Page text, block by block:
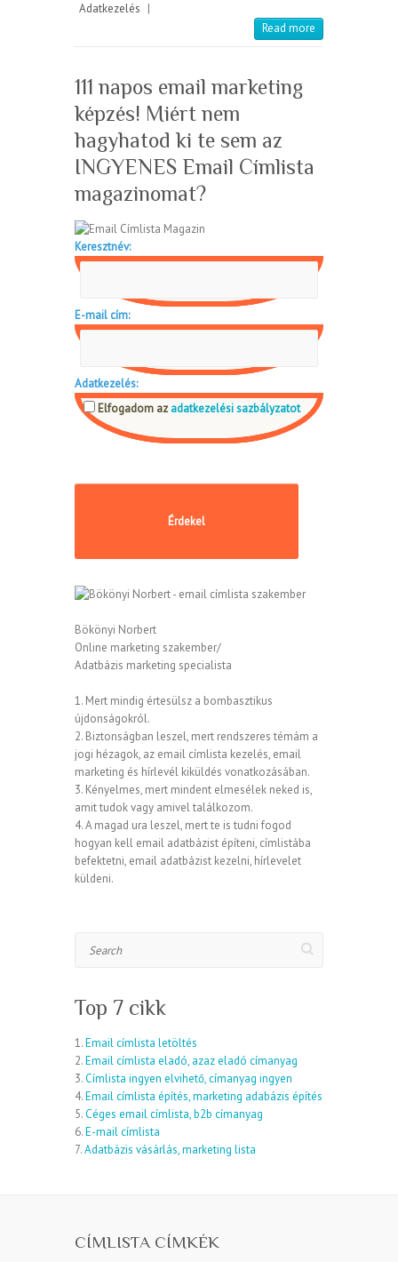
Adatkezelés |
Read more
111 napos email marketing
képzés! Miért nem
hagyhatod ki te sem az
INGYENES Email Címlista
magazinomat?
Keresztnév:
E-mail cím:
Adatkezelés:
Elfogadom az adatkezelési sazbályzatot
Bökönyi Norbert
Online marketing szakember/
Adatbázis marketing specialista
1. Mert mindig értesülsz a bombasztikus
újdonságokról.
2. Biztonságban leszel, mert rendszeres témám a
jogi hézagok, az email címlista kezelés, email
marketing és hírlevél kiküldés vonatkozásában.
3. Kényelmes, mert mindent elmesélek neked is,
amit tudok vagy amivel találkozom.
4. A magad ura leszel, mert te is tudni fogod
hogyan kell email adatbázist építeni, címlistába
befektetni, email adatbázist kezelni, hírlevelet
küldeni.
Top 7 cikk
1.Email címlista letöltés
2.Email címlista eladó, azaz eladó címanyag
3.Címlista ingyen elvihető, címanyag ingyen
4.Email címlista építés, marketing adabázis építés
5.Céges email címlista, b2b címanyag
6.E-mail címlista
7.Adatbázis vásárlás, marketing lista
CÍMLISTA CÍMKÉK